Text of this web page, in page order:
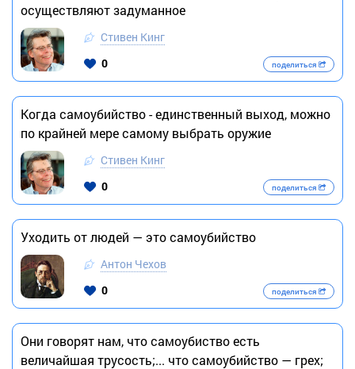
осуществляют задуманное
Стивен Кинг
0
поделиться
Когда самоубийство - единственный выход, можно
по крайней мере самому выбрать оружие
Стивен Кинг
0
поделиться
Уходить от людей — это самоубийство
Антон Чехов
0
поделиться
Oни говорят нам, что самоубиство есть
величайшая трусость;... что самоубийство — грех;